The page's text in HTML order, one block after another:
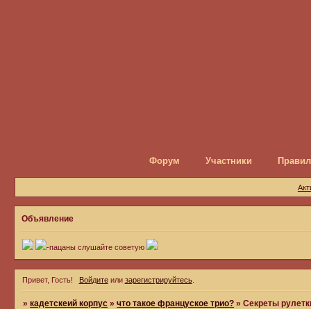
Форум Участники
Объявление
-пацаны слушайте советую
Привет, Гость! Войдитеили зарегистрируйтесь.
»кадетскеий корпус »что такое француское трио? »Секреты